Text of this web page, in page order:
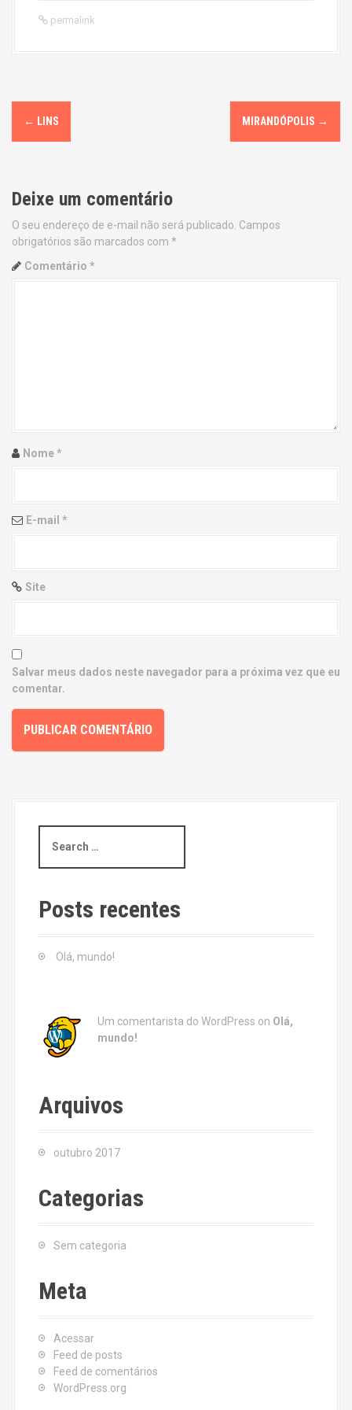
permalink
P
o
t
n
a
i
n
← LINS MIRANDÓPOLIS →
Deixe um comentário
O seu endereço de e-mail não será publicado. Campos
obrigatórios são marcados com *
Comentário *
Nome*
E-mail *
Site
Salvar meus dados neste navegador para a próxima vez que eu
comentar.
a
c
h
Posts recentes
Olá, mundo!
Um comentarista do WordPress on Olá,
mundo!
Arquivos
outubro 2017
Categorias
Sem categoria
Meta
Acessar
Feed de posts
Feed de comentários
WordPress.org